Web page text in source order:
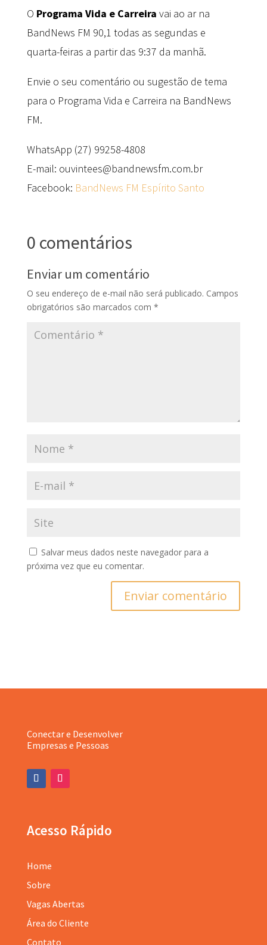
O Programa Vida e Carreira vai ao ar na
BandNews FM 90,1 todas as segundas e
quarta-feiras a partir das 9:37 da manhã.
Envie o seu comentário ou sugestão de tema
para o Programa Vida e Carreira na BandNews
FM.
WhatsApp (27) 99258-4808
E-mail: ouvintees@bandnewsfm.com.br
Facebook: BandNews FM Espírito Santo
0 comentários
Enviar um comentário
O seu endereço de e-mail não será publicado. Campos
obrigatórios são marcados com *
Salvar meus dados neste navegador para a
próxima vez que eu comentar.
Enviar comentário
Conectar e Desenvolver
Empresas e Pessoas
Acesso Rápido
Home
Sobre
Vagas Abertas
Área do Cliente
Contato